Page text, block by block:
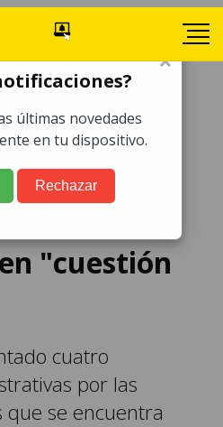
el caso en
"cuestión
cuatro
por las
que se encuentra
×
últimas novedades
en tu dispositivo.
Rechazar